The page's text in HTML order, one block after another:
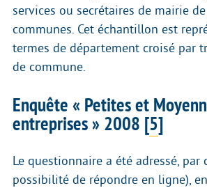
services ou secrétaires de mairie
communes. Cet échantillon est
termes de département croisé par
de commune.
Enquête « Petites et
entreprises » 2008 [5]
Le questionnaire a été adressé, par
possibilité de répondre en ligne),